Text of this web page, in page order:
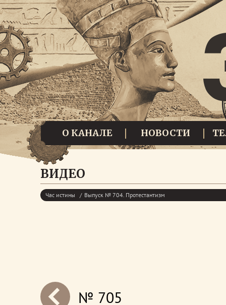
О КАНАЛЕ НОВОСТИ
ВИДЕО
Час истины Выпуск № 704. Протестантизм
next№ 705